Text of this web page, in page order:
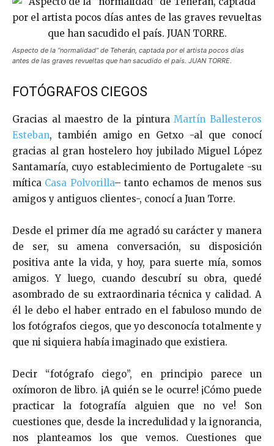
Aspecto de la “normalidad” de Teherán, captada por el artista pocos días
antes de las graves revueltas que han sacudido el país. JUAN TORRE.
FOTÓGRAFOS CIEGOS
Gracias al maestro de la pinturaMartín Ballesteros
Esteban, también amigo en Getxo -al que conocí
gracias al gran hostelero hoy jubilado Miguel López
Santamaría, cuyo establecimiento de Portugalete -su
mítica Casa Polvorilla– tanto echamos de menos sus
amigos y antiguos clientes-, conocí a Juan Torre.
Desde el primer día me agradó su carácter y manera
de ser, su amena conversación, su disposición
positiva ante la vida, y hoy, para suerte mía, somos
amigos. Y luego, cuando descubrí su obra, quedé
asombrado de su extraordinaria técnica y calidad. A
él le debo el haber entrado en el fabuloso mundo de
los fotógrafos ciegos, que yo desconocía totalmente y
que ni siquiera había imaginado que existiera.
Decir “fotógrafo ciego”, en principio parece un
oxímoron de libro. ¡A quién se le ocurre! ¡Cómo puede
practicar la fotografía alguien que no ve! Son
cuestiones que, desde la incredulidad y la ignorancia,
nos planteamos los que vemos. Cuestiones que